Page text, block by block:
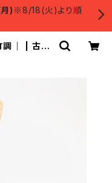
) ※8/18(火)より順
調｜ | 古川